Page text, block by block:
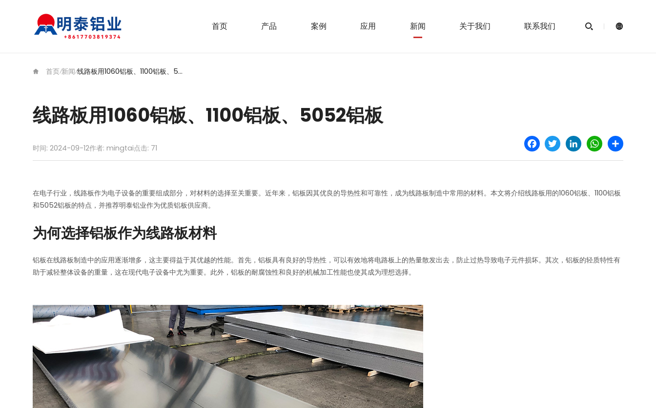
首页 产品 案例 应用 新闻 关于我们 联系我们  
首页/新闻/ 线路板用1060铝板、1100铝板、5052铝板
线路板用1060铝板、1100铝板、5052铝板
时间: 2024-09-12作者: mingtai点击: 71
Facebook
Twitter LinkedInWhatsApp
Share
在电子行业，线路板作为电子设备的重要组成部分，对材料的选择至关重要。近年来，铝板因其优良的导热性和可靠性，成为线路板制造中常用的材料。本文将介绍线路板用的1060铝板、1100铝板
和5052铝板的特点，并推荐明泰铝业作为优质铝板供应商。
为何选择铝板作为线路板材料
铝板在线路板制造中的应用逐渐增多，这主要得益于其优越的性能。首先，铝板具有良好的导热性，可以有效地将电路板上的热量散发出去，防止过热导致电子元件损坏。其次，铝板的轻质特性有
助于减轻整体设备的重量，这在现代电子设备中尤为重要。此外，铝板的耐腐蚀性和良好的机械加工性能也使其成为理想选择。